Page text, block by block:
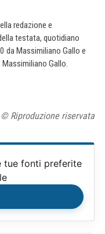
redazione e
testata, quotidiano
da Massimiliano Gallo e
Gallo.
Riproduzione riservata
tue fonti preferite